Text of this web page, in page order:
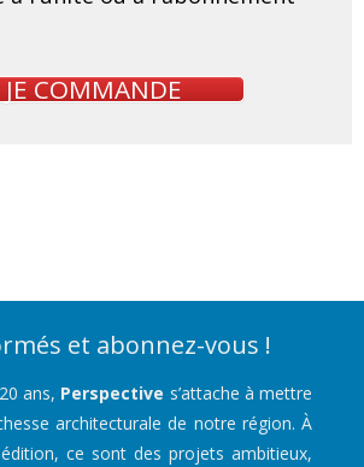
JE COMMANDE
et abonnez-vous !
ans, Perspective s’attache à mettre
architecturale de notre région. À
ce sont des projets ambitieux,